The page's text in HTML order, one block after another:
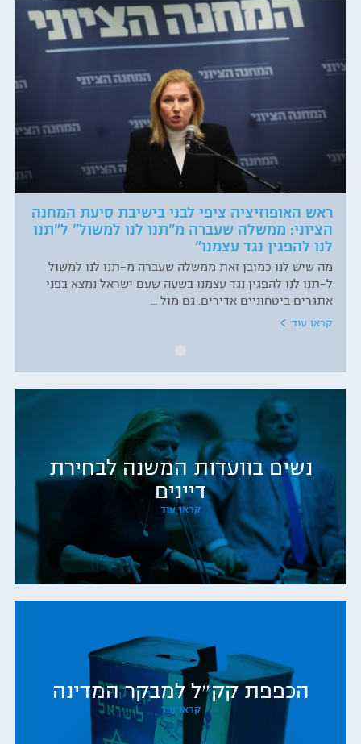
ראש האופוזיציה ציפי לבני בישיבת סיעת המחנה
הציוני: ממשלה שעברה מ"תנו לנו למשול" ל"תנו
לנו להפגין נגד עצמנו"
מה שיש לנו כמובן זאת ממשלה שעברה מ-תנו לנו למשול
ל-תנו לנו להפגין נגד עצמנו בשעה שעם ישראל נמצא בפני
אתגרים ביטחוניים אדירים. גם מול ...
קראו עוד
נשים בוועדות המשנה לבחירת
דיינים
קראו עוד
הכפפת קק״ל למבקר המדינה
קראו עוד